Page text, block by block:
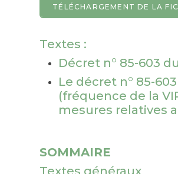
TÉLÉCHARGEMENT DE LA
Textes :
Décret n° 85-603
Le décret n° 85-
(fréquence de la
mesures relatives
SOMMAIRE
Textes généraux